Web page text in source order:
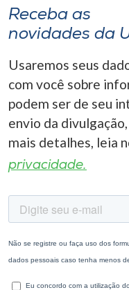
A+
Receba as
novidades da
Usaremos seus
com você sobre
podem ser de seu
envio da
mais detalhes, leia
privacidade.